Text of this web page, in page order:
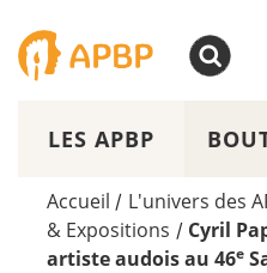
LES APBP
Accueil / L'univers des
& Expositions / Cyril
artiste audois au 46e